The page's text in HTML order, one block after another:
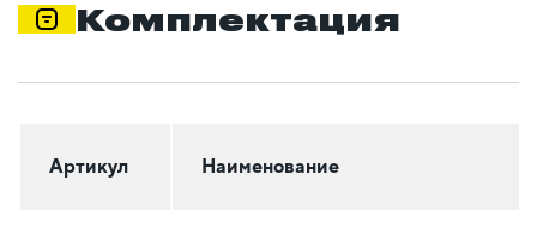
Комплектация
Артикул Наименование